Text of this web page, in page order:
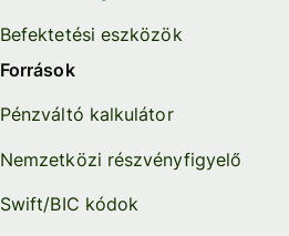
Befektetési eszközök
Források
Pénzváltó kalkulátor
Nemzetközi részvényfigyelő
Swift/BIC kódok